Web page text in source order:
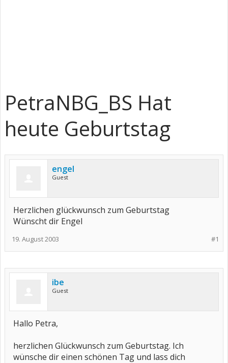
PetraNBG_BS Hat
heute Geburtstag
engel
Guest
Herzlichen glückwunsch zum Geburtstag
Wünscht dir Engel
#1
19. August 2003
ibe
Guest
Hallo Petra,
herzlichen Glückwunsch zum Geburtstag. Ich
wünsche dir einen schönen Tag und lass dich